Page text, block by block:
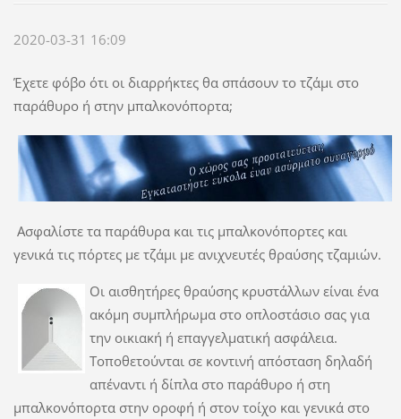
2020-03-31 16:09
Έχετε φόβο ότι οι διαρρήκτες θα σπάσουν το τζάμι στο
παράθυρο ή στην μπαλκονόπορτα;
Ασφαλίστε τα παράθυρα και τις μπαλκονόπορτες και
γενικά τις πόρτες με τζάμι με ανιχνευτές θραύσης τζαμιών.
Οι αισθητήρες θραύσης κρυστάλλων είναι ένα
ακόμη συμπλήρωμα στο οπλοστάσιο σας για
την οικιακή ή επαγγελματική ασφάλεια.
Τοποθετούνται σε κοντινή απόσταση δηλαδή
απέναντι ή δίπλα στο παράθυρο ή στη
μπαλκονόπορτα στην οροφή ή στον τοίχο και γενικά στο